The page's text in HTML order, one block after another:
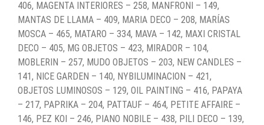
406, MAGENTA INTERIORES – 258, MANFRONI – 149,
MANTAS DE LLAMA – 409, MARIA DECO – 208, MARÍAS
MOSCA – 465, MATARO – 334, MAVA – 142, MAXI CRISTAL
DECO – 405, MG OBJETOS – 423, MIRADOR – 104,
MOBLERIN – 257, MUDO OBJETOS – 203, NEW CANDLES –
141, NICE GARDEN – 140, NYBILUMINACION – 421,
OBJETOS LUMINOSOS – 129, OIL PAINTING – 416, PAPAYA
– 217, PAPRIKA – 204, PATTAUF – 464, PETITE AFFAIRE –
146, PEZ KOI – 246, PIANO NOBILE – 438, PILI DECO – 139,